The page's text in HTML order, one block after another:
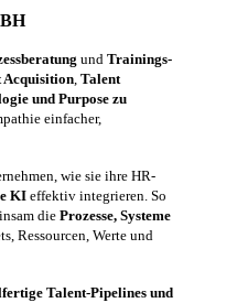
und Trainings-
Acquisition, Talent
und Purpose zu
einfacher,
wie sie ihre HR-
KI effektiv integrieren. So
die Prozesse, Systeme
Ressourcen, Werte und
Talent-Pipelines und